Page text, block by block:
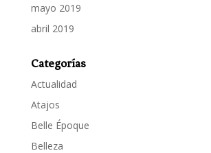
mayo 2019
abril 2019
Categorías
Actualidad
Atajos
Belle Époque
Belleza